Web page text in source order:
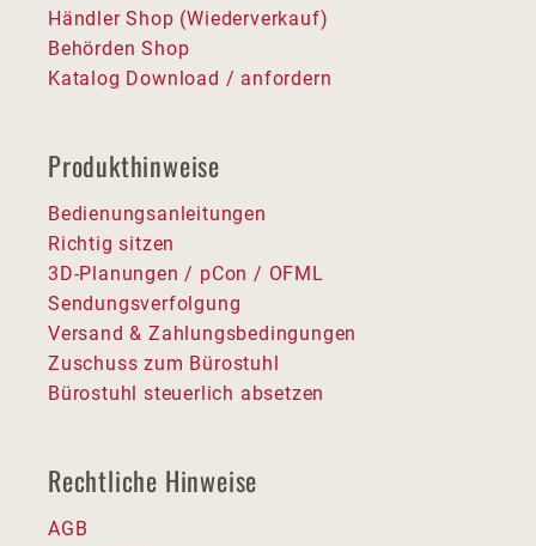
Händler Shop (Wiederverkauf)
Behörden Shop
Katalog Download / anfordern
Produkthinweise
Bedienungsanleitungen
Richtig sitzen
3D-Planungen / pCon / OFML
Sendungsverfolgung
Versand & Zahlungsbedingungen
Zuschuss zum Bürostuhl
Bürostuhl steuerlich absetzen
Rechtliche Hinweise
AGB